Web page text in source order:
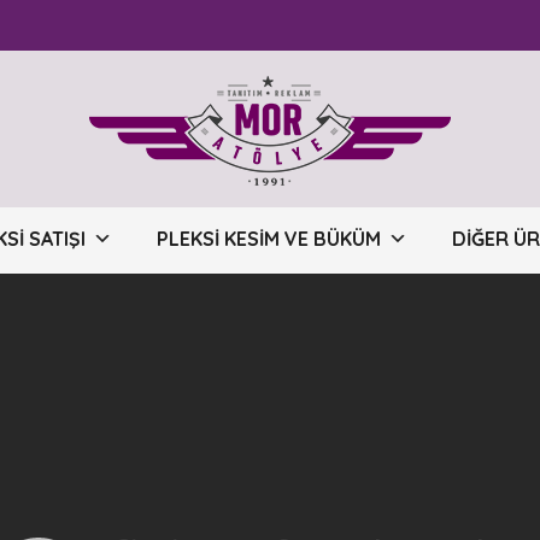
SATIŞI PLEKSI KESIM VE BÜKÜM DIĞER